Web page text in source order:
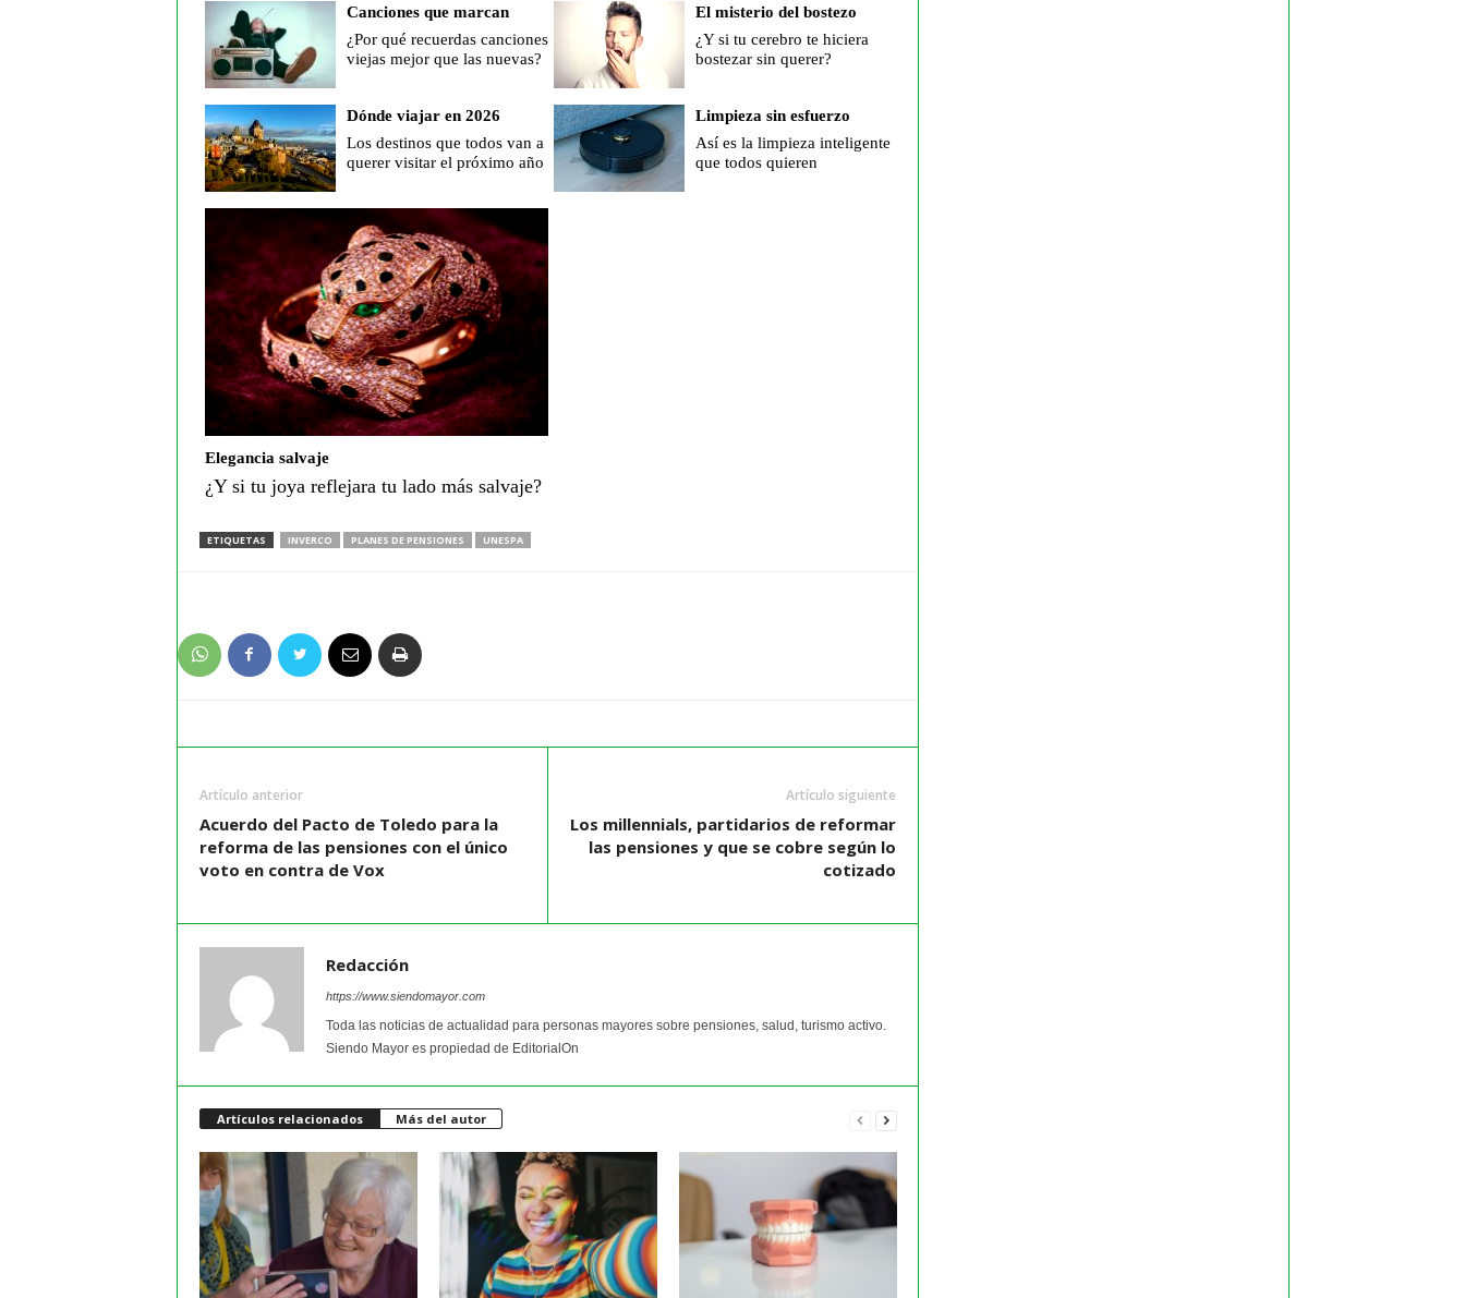
Canciones que marcan
¿Por qué recuerdas canciones
viejas mejor que las nuevas?
El misterio del bostezo
¿Y si tu cerebro te hiciera
bostezar sin querer?
Dónde viajar en 2026
Los destinos que todos van a
querer visitar el próximo año
Limpieza sin esfuerzo
Así es la limpieza inteligente
que todos quieren
Elegancia salvaje
¿Y si tu joya reflejara tu lado más salvaje?
ETIQUETAS INVERCO PLANES DE PENSIONES UNESPA
Artículo anterior
Acuerdo del Pacto de Toledo para la
reforma de las pensiones con el único
voto en contra de Vox
Artículo siguiente
Los millennials, partidarios de reformar
las pensiones y que se cobre según lo
cotizado
Redacción
https://www.siendomayor.com
Toda las noticias de actualidad para personas mayores sobre pensiones, salud, turismo activo.
Siendo Mayor es propiedad de EditorialOn
Artículos relacionados Más del autor